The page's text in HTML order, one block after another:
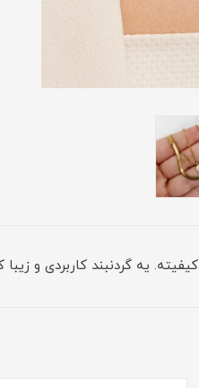
یه گردنبند کاربردی و